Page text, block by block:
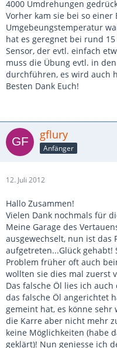
4000 Umdrehungen
Vorher kam sie bei so einer
Umgebeungstemperatur
hat es geregnet bei rund
Sensor, der evtl. einfach
muss die Übung evtl. in
durchführen, es wird auch
Besten Dank Euch!
gflury
Anfänger
12. Juli 2012
Hallo Zusammen!
Vielen Dank nochmals für
Meine Garage des
ausgewechselt, nun ist das
aufgetreten...Glück gehabt!
Problem früher oft auch
wollten sie dies mal zuerst
Das falsche Öl lies ich
das falsche Öl angerichtet
gemeint hat, es könne
die Karre aber nicht mehr
keine Möglichkeiten (habe
geklärt)! Nun geniesse ich